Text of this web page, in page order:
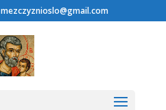
mezczyznioslo@gmail.com